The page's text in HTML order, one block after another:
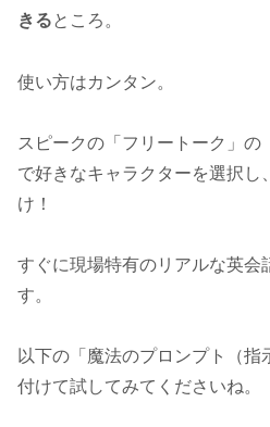
きるところ。
使い方はカンタン。
スピークの「フリートーク」の
で好きなキャラクターを選択し
け！
すぐに現場特有のリアルな英会
す。
以下の「魔法のプロンプト（指
付けて試してみてくださいね。